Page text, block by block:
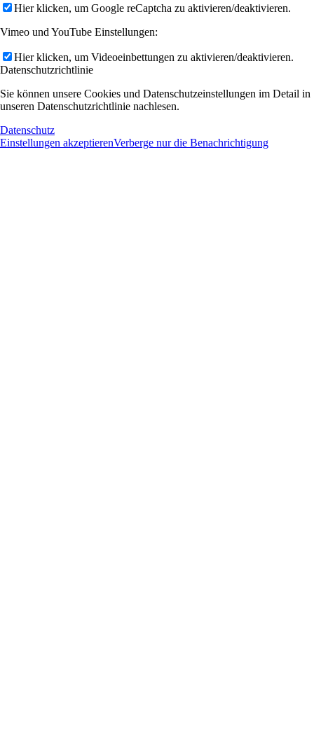
Hier klicken, um Google reCaptcha zu aktivieren/deaktivieren.
Vimeo und YouTube Einstellungen:
Hier klicken, um Videoeinbettungen zu aktivieren/deaktivieren.
Datenschutzrichtlinie
Sie können unsere Cookies und Datenschutzeinstellungen im Detail in
unseren Datenschutzrichtlinie nachlesen.
Datenschutz
Einstellungen akzeptierenVerberge nur die Benachrichtigung